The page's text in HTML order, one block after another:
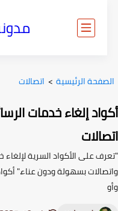
الرئيسية> اتصالات
إلغاء خدمات
على الأكواد السرية لإلغاء
بسهولة ودون عناء." أكواد